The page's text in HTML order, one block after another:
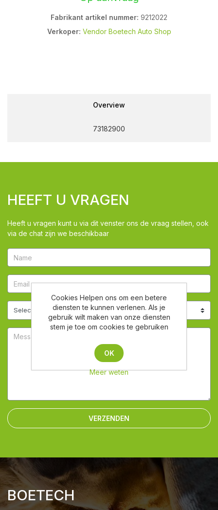
Fabrikant artikel nummer: 9212022
Verkoper: Vendor Boetech Auto Shop
Overview
73182900
HEEFT U VRAGEN
Heeft u vragen kunt u via dit venster ons de vraag stellen, ook
via de chat zijn we beschikbaar
VERZENDEN
BOETECH
Cookies Helpen ons om een betere
diensten te kunnen verlenen. Als je
gebruik wilt maken van onze diensten
stem je toe om cookies te gebruiken
OK
Meer weten